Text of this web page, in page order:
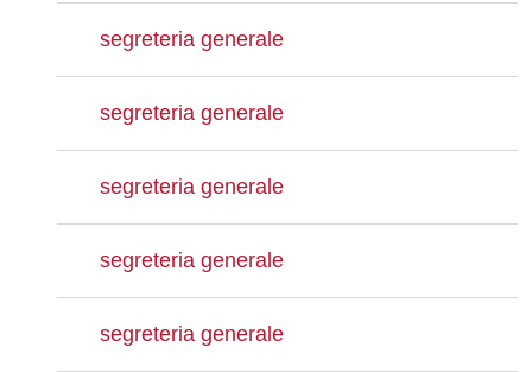
segreteria generale
segreteria generale
segreteria generale
segreteria generale
segreteria generale